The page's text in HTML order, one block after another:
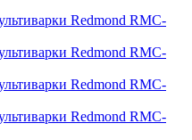
Redmond RMC-
Redmond RMC-
Redmond RMC-
Redmond RMC-